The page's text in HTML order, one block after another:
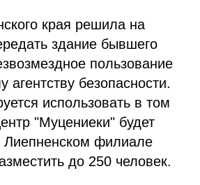
края решила на
здание бывшего
пользование
агентству безопасности.
использовать в том
"Муцениеки" будет
Лиепненском филиале
до 250 человек.